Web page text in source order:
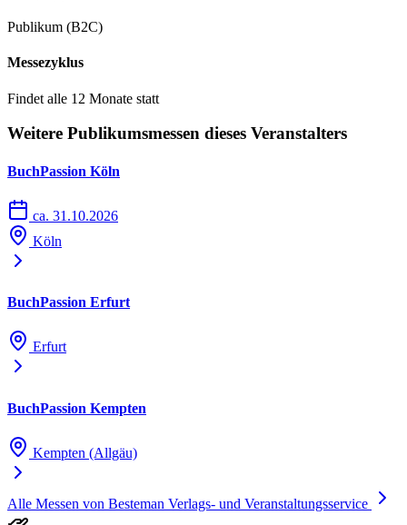
Publikum (B2C)
Messezyklus
Findet alle 12 Monate statt
Weitere Publikumsmessen dieses Veranstalters
BuchPassion Köln
ca. 31.10.2026
Köln
BuchPassion Erfurt
Erfurt
BuchPassion Kempten
Kempten (Allgäu)
Alle Messen von Besteman Verlags- und Veranstaltungsservice